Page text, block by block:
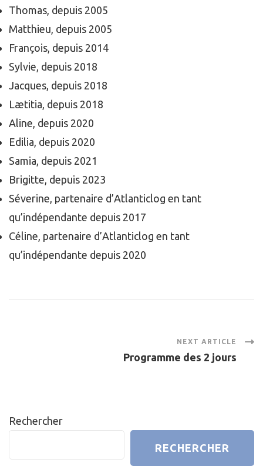
Thomas, depuis 2005
Matthieu, depuis 2005
François, depuis 2014
Sylvie, depuis 2018
Jacques, depuis 2018
Lætitia, depuis 2018
Aline, depuis 2020
Edilia, depuis 2020
Samia, depuis 2021
Brigitte, depuis 2023
Séverine, partenaire d’Atlanticlog en tant
qu’indépendante depuis 2017
Céline, partenaire d’Atlanticlog en tant
qu’indépendante depuis 2020
NEXT ARTICLE
Programme des 2 jours
Rechercher
RECHERCHER